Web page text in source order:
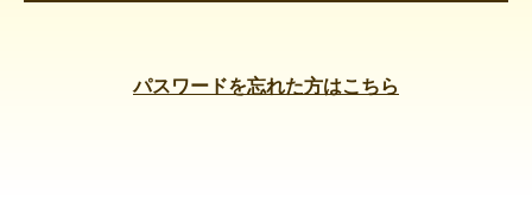
パスワードを忘れた方はこちら